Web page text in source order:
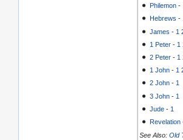
Philemon -
Hebrews -
James - 1
1 Peter - 1
2 Peter - 1
1 John - 1
2 John - 1
3 John - 1
Jude - 1
Revelation
See Also: Old